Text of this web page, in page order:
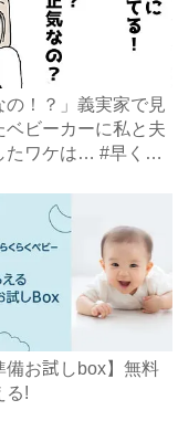
の！？」義実家で見
ベビーカーに私と夫
たワケは… #早く
備お試しbox】無料
る!